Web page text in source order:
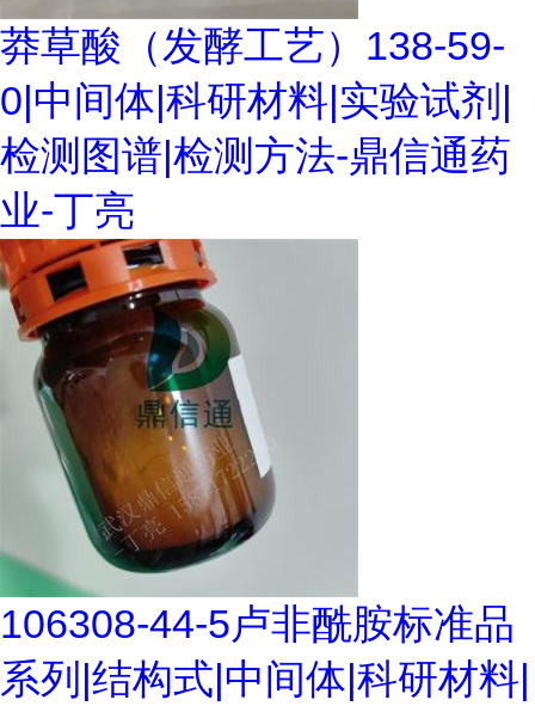
莽草酸（发酵工艺）138-59-
0|中间体|科研材料|实验试剂|
检测图谱|检测方法-鼎信通药
业-丁亮
106308-44-5卢非酰胺标准品
系列|结构式|中间体|科研材料|